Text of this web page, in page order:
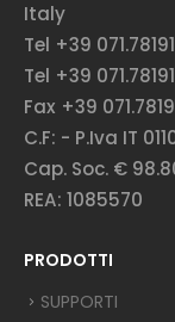
Italy
Tel +39
Tel +39
Fax +39
C.F: - P.Iva IT
Cap. Soc. €
REA: 1085570
PRODOTTI
SUPPORTI